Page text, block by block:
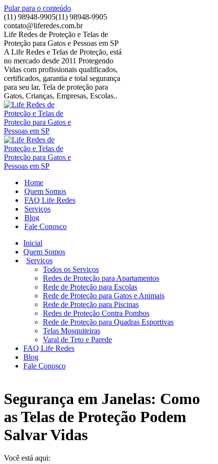
Pular para o conteúdo
(11) 98948-9905(11) 98948-9905
contato@liferedes.com.br
Life Redes de Proteção e Telas de
Proteção para Gatos e Pessoas em SP
A Life Redes e Telas de Proteção, está
no mercado desde 2011 Protegendo
Vidas com profissionais qualificados,
certificados, garantia e total segurança
para seu lar, Tela de proteção para
Gatos, Crianças, Empresas, Escolas..
Home
Quem Somos
FAQ Life Redes
Serviços
Blog
Fale Conosco
Inicial
Quem Somos
Serviços
Todos os Serviços
Redes de Proteção para Apartamentos
Rede de Proteção para Escolas
Rede de Proteção para Gatos e Animais
Rede de Proteção para Piscinas
Redes de Proteção Contra Pombos
Rede de Proteção para Quadras Esportivas
Telas Mosquiteiras
Varal de Teto e Parede
FAQ Life Redes
Blog
Fale Conosco
Segurança em Janelas: Como
as Telas de Proteção Podem
Salvar Vidas
Você está aqui: